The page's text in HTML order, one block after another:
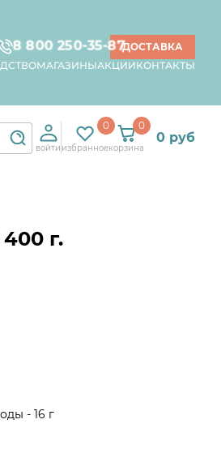
8 800 250-35-87ДОСТАВКА
МАГАЗИНЫАКЦИИКОНТАКТЫ
войти избранное
0
корзина
0
0 руб
г.
- 16 г